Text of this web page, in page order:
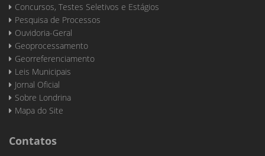
Concursos, Testes Seletivos e Estágios
Pesquisa de Processos
Ouvidoria-Geral
Geoprocessamento
Georreferenciamento
Leis Municipais
Jornal Oficial
Sobre Londrina
Mapa do Site
Contatos